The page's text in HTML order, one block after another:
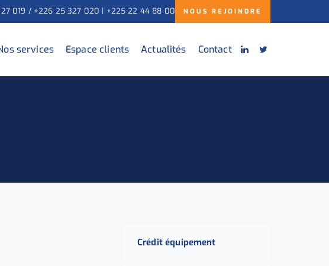
019 / +226 25 327 020 | +225 22 44 88 00 NOUS REJOINDRE
services Espace clients Actualités Contact
Crédit équipement